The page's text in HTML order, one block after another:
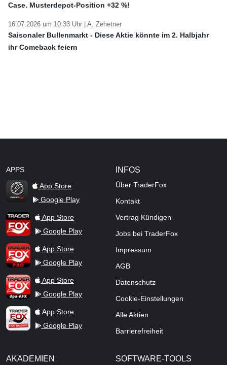
Case. Musterdepot-Position +32 %!
16.07.2026 um 10:33 Uhr | A. Zehetner
Saisonaler Bullenmarkt - Diese Aktie könnte im 2. Halbjahr
ihr Comeback feiern
APPS
TraderFox Flash
App Store
Google Play
TraderFox AppApp Store
Google Play
TraderFox ProApp Store
Google Play
TraderFox dpa-AFX ProFeed
App Store
Google Play
TraderFox Live Trading
App Store
Google Play
INFOS
Über TraderFox
Kontakt
Vertrag Kündigen
Jobs bei TraderFox
Impressum
AGB
Datenschutz
Cookie-Einstellungen
Alle Aktien
Barrierefreiheit
AKADEMIEN SOFTWARE-TOOLS